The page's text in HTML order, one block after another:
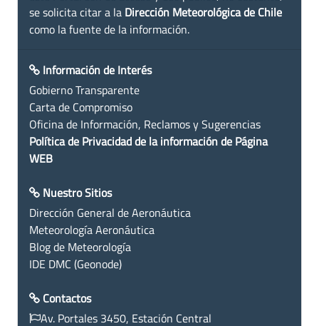
se solicita citar a la Dirección Meteorológica de Chile
como la fuente de la información.
Información de Interés
Gobierno Transparente
Carta de Compromiso
Oficina de Información, Reclamos y Sugerencias
Política de Privacidad de la información de Página
WEB
Nuestro Sitios
Dirección General de Aeronáutica
Meteorología Aeronáutica
Blog de Meteorología
IDE DMC (Geonode)
Contactos
Av. Portales 3450, Estación Central